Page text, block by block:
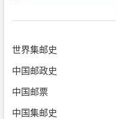
世界集邮史
中国邮政史
中国邮票
中国集邮史